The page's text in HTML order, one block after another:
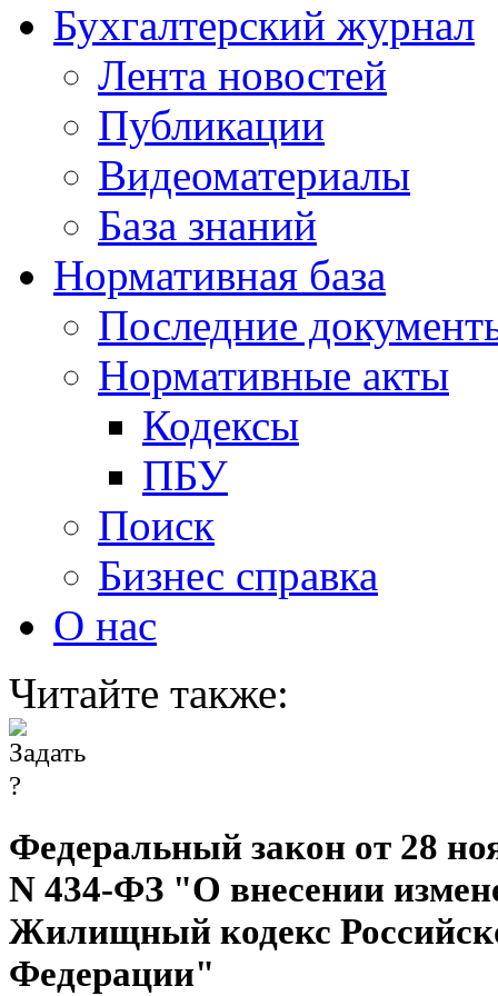
Бухгалтерский журнал
Лента новостей
Публикации
Видеоматериалы
База знаний
Нормативная база
Последние
Нормативные акты
Кодексы
ПБУ
Поиск
Бизнес справка
О нас
Читайте также:
Федеральный закон от 28
N 434-ФЗ "О внесении
Жилищный кодекс
Федерации"